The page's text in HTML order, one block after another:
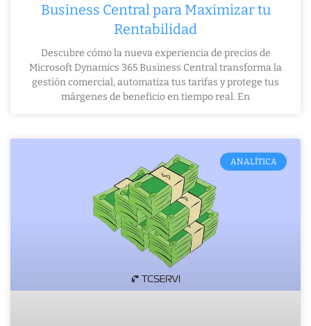
Business Central para Maximizar tu
Rentabilidad
Descubre cómo la nueva experiencia de precios de
Microsoft Dynamics 365 Business Central transforma la
gestión comercial, automatiza tus tarifas y protege tus
márgenes de beneficio en tiempo real. En
ANALÍTICA